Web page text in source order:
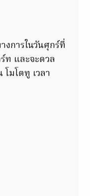
งการในวันศุกร์ที่
ท และจะดวล
มโตทู เวลา